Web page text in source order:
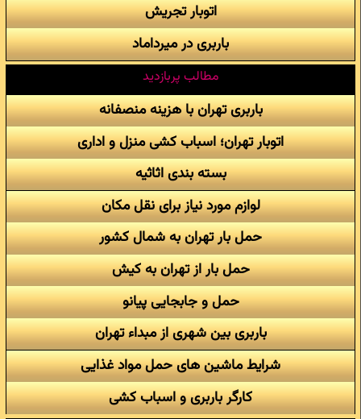
اتوبار تجریش
باربری در میرداماد
مطالب پربازدید
باربری تهران با هزینه منصفانه
اتوبار تهران؛ اسباب کشی منزل و اداری
بسته بندی اثاثیه
لوازم مورد نیاز برای نقل مکان
حمل بار تهران به شمال کشور
حمل بار از تهران به کیش
حمل و جابجایی پیانو
باربری بین شهری از مبداء تهران
شرایط ماشین های حمل مواد غذایی
کارگر باربری و اسباب کشی